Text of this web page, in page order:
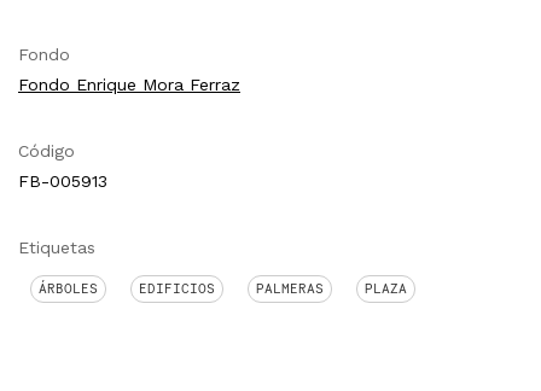
Fondo
Fondo Enrique Mora Ferraz
Código
FB-005913
Etiquetas
ÁRBOLES EDIFICIOS PALMERAS PLAZA